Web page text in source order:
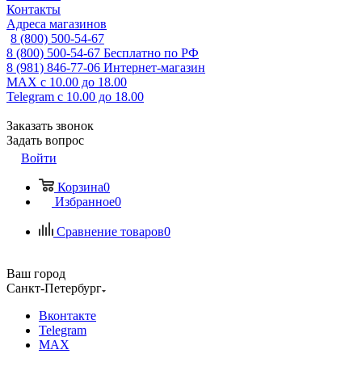
Контакты
Адреса магазинов
8 (800) 500-54-67
8 (800) 500-54-67 Бесплатно по РФ
8 (981) 846-77-06 Интернет-магазин
MAX с 10.00 до 18.00
Telegram с 10.00 до 18.00
Заказать звонок
Задать вопрос
Войти
Корзина0
Избранное0
Сравнение товаров0
Ваш город
Санкт-Петербург
Вконтакте
Telegram
MAX